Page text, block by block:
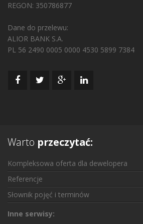
REGON: 350786877
Dane do przelewu:
ALIOR BANK S.A.
PL 56 2490 0005 0000 4530 5899 7384
Warto przeczytać:
Kompleksowa oferta dla dewelopera
Referencje
Słownik pojęć i terminów
Inne serwisy: